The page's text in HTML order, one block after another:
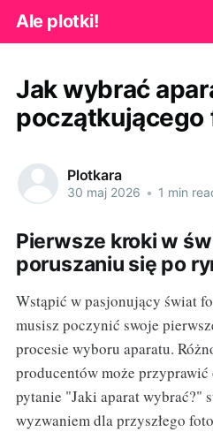
Ale plotki!
Jak wybrać
początkującego
Plotkara
30 maj 2026 • 1 min
Pierwsze kroki w
poruszaniu się po
Wstąpić w pasjonujący świat
musisz poczynić swoje
procesie wyboru aparatu.
producentów może przyprawić
pytanie "Jaki aparat wybrać?"
wyzwaniem dla przyszłego